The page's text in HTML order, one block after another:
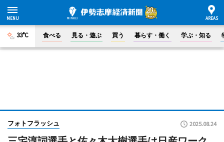
33°C 食べる 見る・遊ぶ 買う 暮らす・働く 学ぶ・知る
フォトフラッシュ 2025.08.24